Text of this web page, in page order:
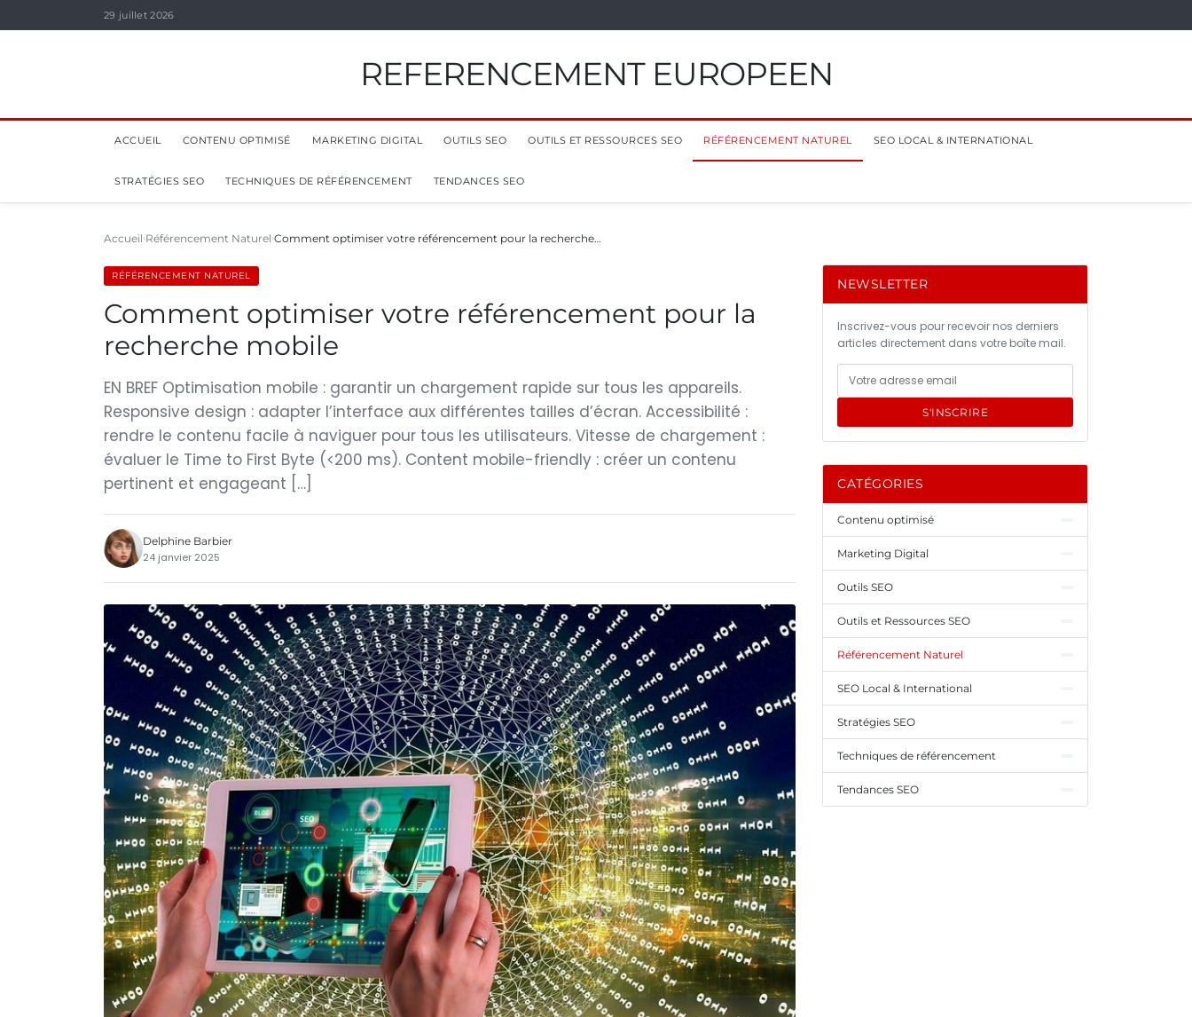
29 juillet 2026
REFERENCEMENT EUROPEEN
ACCUEIL CONTENU OPTIMISÉ MARKETING DIGITAL OUTILS SEO OUTILS ET RESSOURCES SEO RÉFÉRENCEMENT NATUREL SEO LOCAL & INTERNATIONAL
STRATÉGIES SEO TECHNIQUES DE RÉFÉRENCEMENT TENDANCES SEO
Accueil Référencement Naturel Comment optimiser votre référencement pour la recherche…
RÉFÉRENCEMENT NATUREL
Comment optimiser votre référencement pour la
recherche mobile
EN BREF Optimisation mobile : garantir un chargement rapide sur tous les appareils.
Responsive design : adapter l’interface aux différentes tailles d’écran. Accessibilité :
rendre le contenu facile à naviguer pour tous les utilisateurs. Vitesse de chargement :
évaluer le Time to First Byte (<200 ms). Content mobile-friendly : créer un contenu
pertinent et engageant […]
Delphine Barbier
24 janvier 2025
NEWSLETTER
Inscrivez-vous pour recevoir nos derniers
articles directement dans votre boîte mail.
S'INSCRIRE
CATÉGORIES
Contenu optimisé
Marketing Digital
Outils SEO
Outils et Ressources SEO
Référencement Naturel
SEO Local & International
Stratégies SEO
Techniques de référencement
Tendances SEO